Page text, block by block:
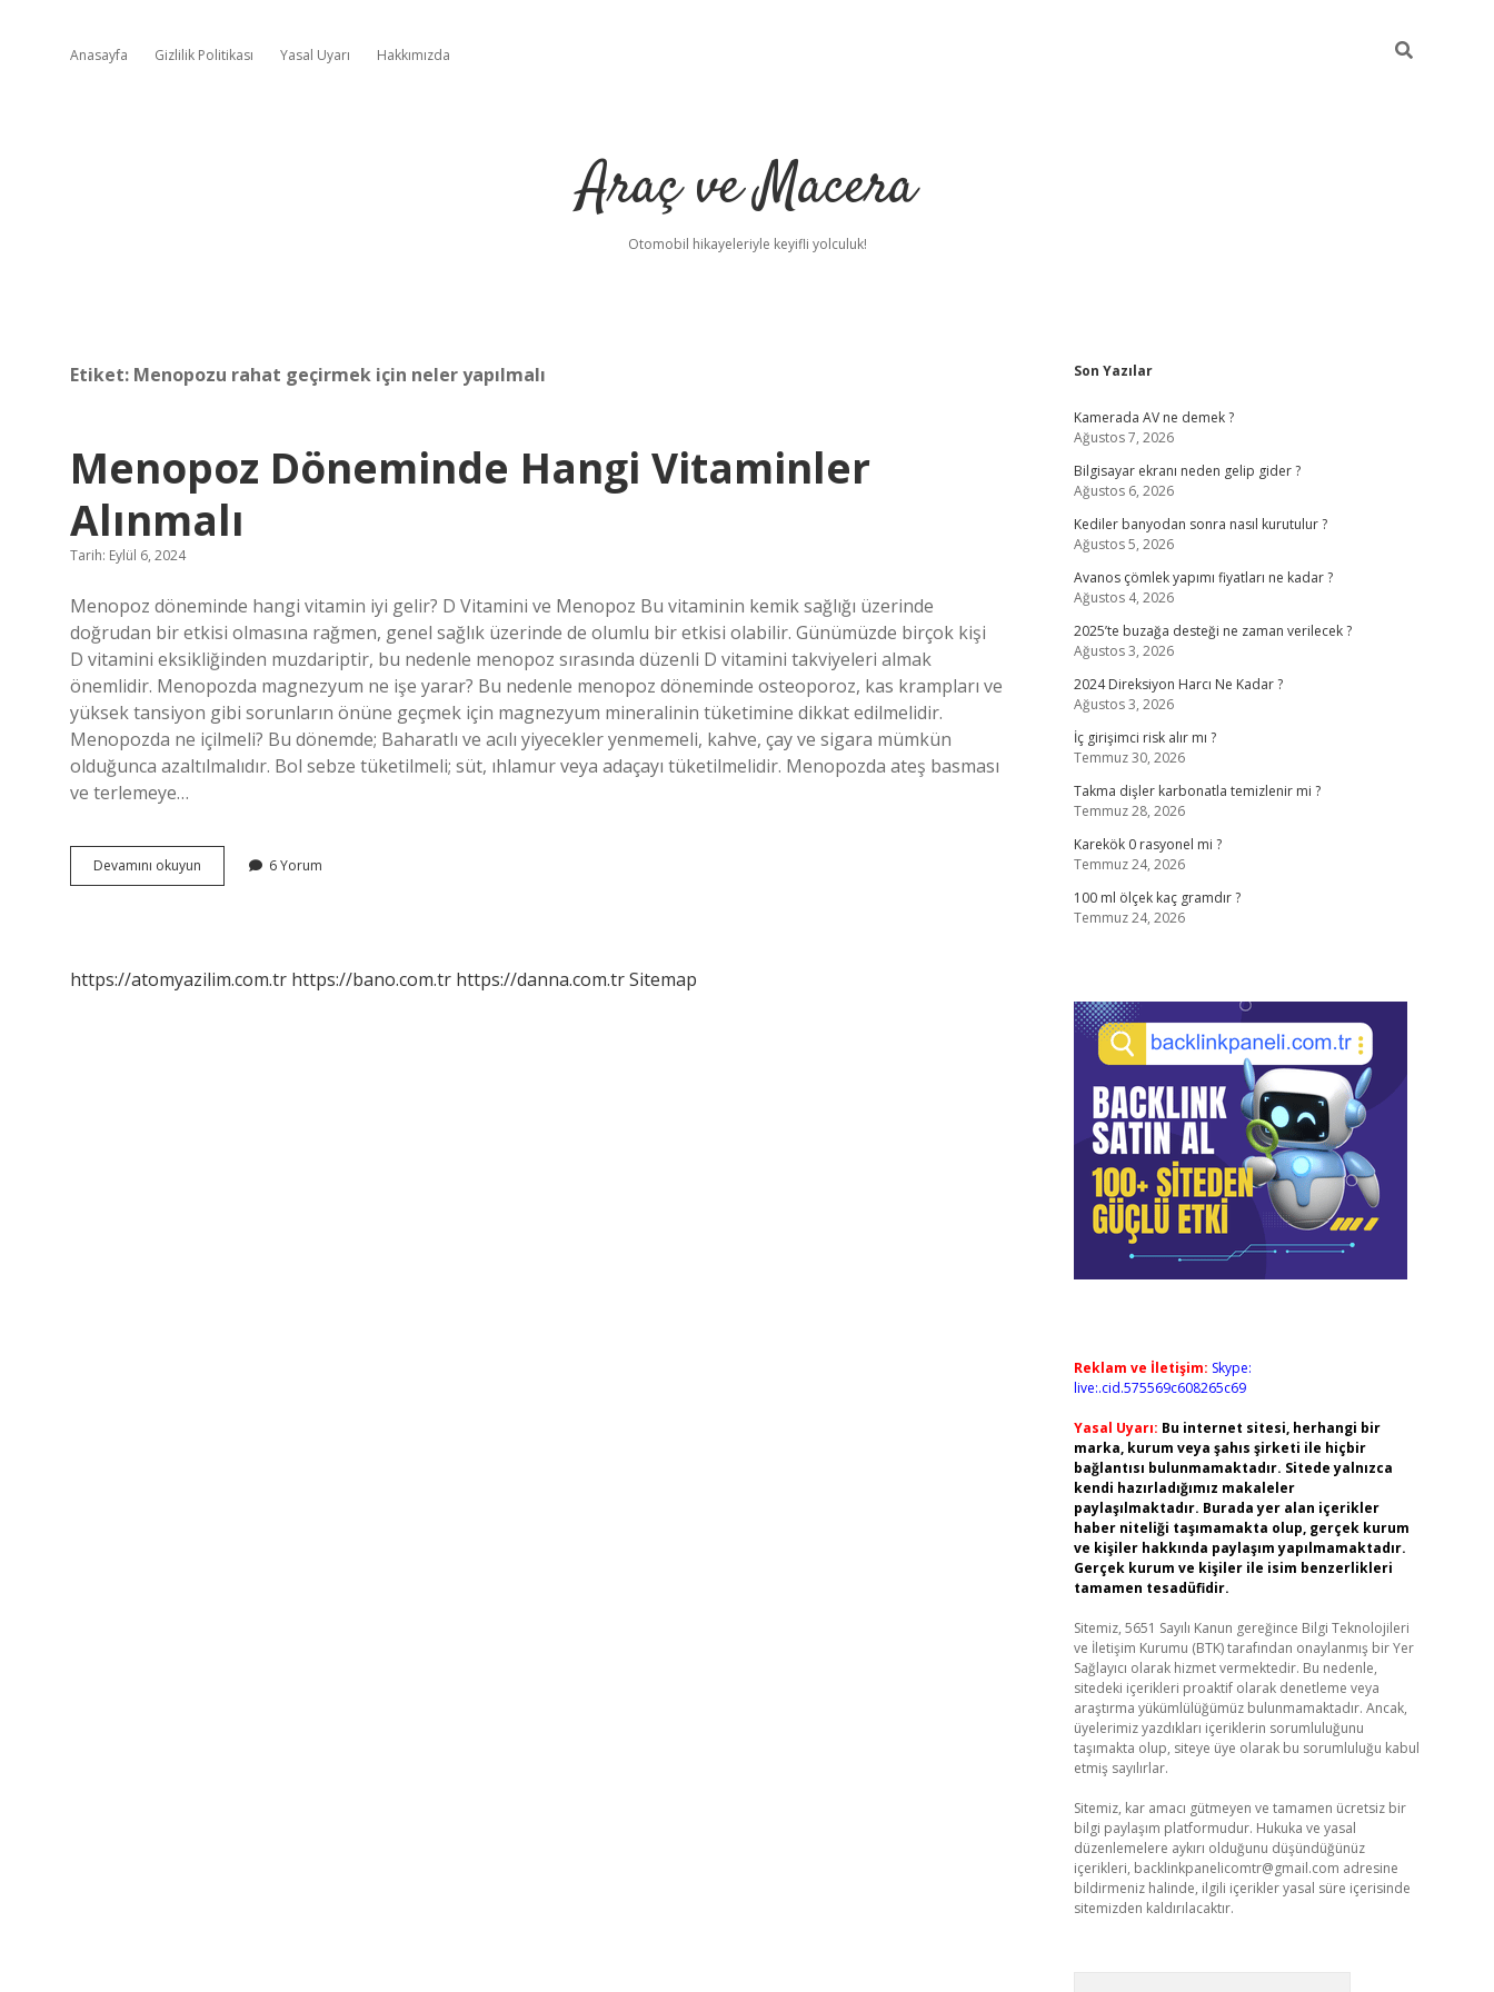
Anasayfa Gizlilik Politikası Yasal Uyarı Hakkımızda
Araç ve Macera
Otomobil hikayeleriyle keyifli yolculuk!
Etiket: Menopozu rahat geçirmek için neler yapılmalı
Menopoz Döneminde Hangi Vitaminler
Alınmalı
Tarih: Eylül 6, 2024
Menopoz döneminde hangi vitamin iyi gelir? D Vitamini ve Menopoz Bu vitaminin kemik sağlığı üzerinde
doğrudan bir etkisi olmasına rağmen, genel sağlık üzerinde de olumlu bir etkisi olabilir. Günümüzde birçok kişi
D vitamini eksikliğinden muzdariptir, bu nedenle menopoz sırasında düzenli D vitamini takviyeleri almak
önemlidir. Menopozda magnezyum ne işe yarar? Bu nedenle menopoz döneminde osteoporoz, kas krampları ve
yüksek tansiyon gibi sorunların önüne geçmek için magnezyum mineralinin tüketimine dikkat edilmelidir.
Menopozda ne içilmeli? Bu dönemde; Baharatlı ve acılı yiyecekler yenmemeli, kahve, çay ve sigara mümkün
olduğunca azaltılmalıdır. Bol sebze tüketilmeli; süt, ıhlamur veya adaçayı tüketilmelidir. Menopozda ateş basması
ve terlemeye…
Devamını okuyun Menopoz
Döneminde
6 Yorum
https://atomyazilim.com.tr https://bano.com.tr https://danna.com.trSitemap
Sidebar
Son Yazılar
Kamerada AV ne demek ?
Ağustos 7, 2026
Bilgisayar ekranı neden gelip gider ?
Ağustos 6, 2026
Kediler banyodan sonra nasıl kurutulur ?
Ağustos 5, 2026
Avanos çömlek yapımı fiyatları ne kadar ?
Ağustos 4, 2026
2025’te buzağa desteği ne zaman verilecek ?
Ağustos 3, 2026
2024 Direksiyon Harcı Ne Kadar ?
Ağustos 3, 2026
İç girişimci risk alır mı ?
Temmuz 30, 2026
Takma dişler karbonatla temizlenir mi ?
Temmuz 28, 2026
Karekök 0 rasyonel mi ?
Temmuz 24, 2026
100 ml ölçek kaç gramdır ?
Temmuz 24, 2026
Reklam ve İletişim: Skype:
live:.cid.575569c608265c69
Yasal Uyarı: Bu internet sitesi, herhangi bir
marka, kurum veya şahıs şirketi ile hiçbir
bağlantısı bulunmamaktadır. Sitede yalnızca
kendi hazırladığımız makaleler
paylaşılmaktadır. Burada yer alan içerikler
haber niteliği taşımamakta olup, gerçek kurum
ve kişiler hakkında paylaşım yapılmamaktadır.
Gerçek kurum ve kişiler ile isim benzerlikleri
tamamen tesadüfidir.
Sitemiz, 5651 Sayılı Kanun gereğince Bilgi Teknolojileri
ve İletişim Kurumu (BTK) tarafından onaylanmış bir Yer
Sağlayıcı olarak hizmet vermektedir. Bu nedenle,
sitedeki içerikleri proaktif olarak denetleme veya
araştırma yükümlülüğümüz bulunmamaktadır. Ancak,
üyelerimiz yazdıkları içeriklerin sorumluluğunu
taşımakta olup, siteye üye olarak bu sorumluluğu kabul
etmiş sayılırlar.
Sitemiz, kar amacı gütmeyen ve tamamen ücretsiz bir
bilgi paylaşım platformudur. Hukuka ve yasal
düzenlemelere aykırı olduğunu düşündüğünüz
içerikleri, backlinkpanelicomtr@gmail.com adresine
bildirmeniz halinde, ilgili içerikler yasal süre içerisinde
sitemizden kaldırılacaktır.